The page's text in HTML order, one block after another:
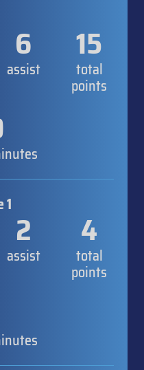
6
assist
15
total
points
1
2
assist
4
total
points